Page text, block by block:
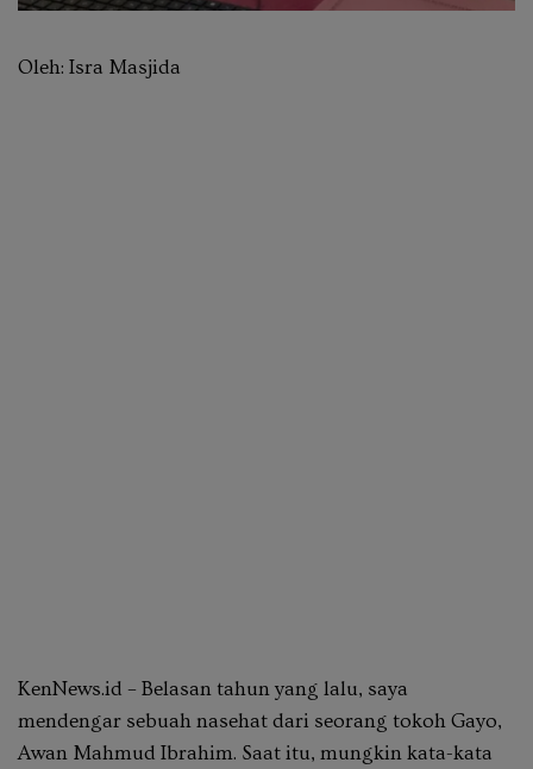
Oleh: Isra Masjida
KenNews.id – Belasan tahun yang lalu, saya
mendengar sebuah nasehat dari seorang tokoh Gayo,
Awan Mahmud Ibrahim. Saat itu, mungkin kata-kata